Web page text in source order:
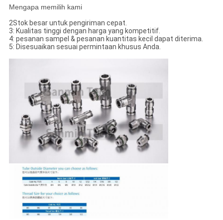
Mengapa memilih kami
2Stok besar untuk pengiriman cepat.
3: Kualitas tinggi dengan harga yang kompetitif.
4: pesanan sampel & pesanan kuantitas kecil dapat diterima.
5: Disesuaikan sesuai permintaan khusus Anda.